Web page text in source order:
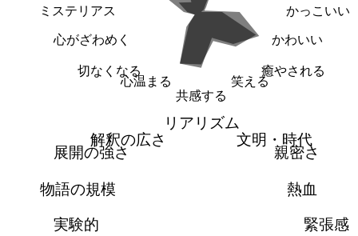
かっこいい
かわいい
癒やされる
笑える
共感する
心温まる
切なくなる
心がざわめく
ミステリアス
リアリズム
文明・時代
親密さ
熱血
緊張感
実験的
物語の規模
展開の強さ
解釈の広さ